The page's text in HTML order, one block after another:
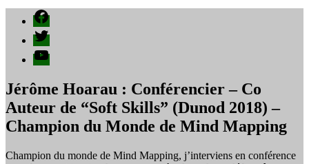
Facebook
Twitter
YouTube
Jérôme Hoarau : Conférencier – Co
Auteur de “Soft Skills” (Dunod 2018) –
Champion du Monde de Mind Mapping
Champion du monde de Mind Mapping, j’interviens en conférence